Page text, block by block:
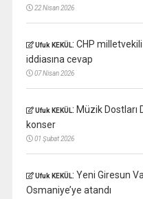
22 Nisan 2026
Ufuk KEKÜL: CHP milletvekili
iddiasına cevap
07 Nisan 2026
Ufuk KEKÜL: Müzik Dostları
konser
01 Şubat 2026
Ufuk KEKÜL: Yeni Giresun
Osmaniye’ye atandı